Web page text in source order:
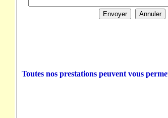
Toutes nos prestations peuvent vous